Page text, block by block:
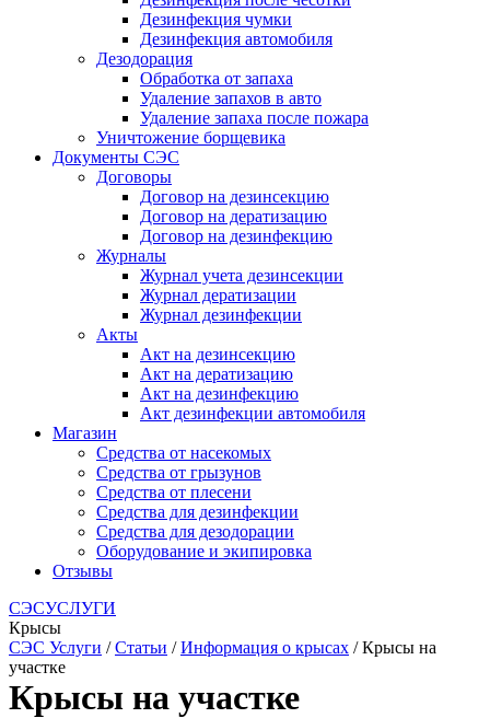
Дезинфекция чумки
Дезинфекция автомобиля
Дезодорация
Обработка от запаха
Удаление запахов в авто
Удаление запаха после пожара
Уничтожение борщевика
Документы СЭС
Договоры
Договор на дезинсекцию
Договор на дератизацию
Договор на дезинфекцию
Журналы
Журнал учета дезинсекции
Журнал дератизации
Журнал дезинфекции
Акты
Акт на дезинсекцию
Акт на дератизацию
Акт на дезинфекцию
Акт дезинфекции автомобиля
Магазин
Средства от насекомых
Средства от грызунов
Средства от плесени
Средства для дезинфекции
Средства для дезодорации
Оборудование и экипировка
Отзывы
СЭСУСЛУГИ
Крысы
СЭС Услуги /Статьи /Информация о крысах / Крысы на
участке
Крысы на участке